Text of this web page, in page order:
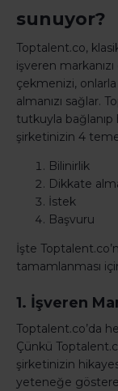
sunuyor?
Toptalent.co,
işveren
çekmenizi,
almanızı sağlar.
tutkuyla bağlanıp
şirketinizin 4 temel
Bilinirlik
Dikkate
İstek
Başvuru
İşte
tamamlanması
1. İşveren
Toptalent.co’da
Çünkü
şirketinizin
yeteneğe